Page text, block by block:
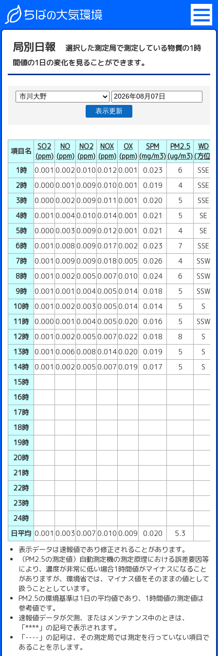
局別日報
選択した測定局で測定している物質の1時
間値の1日の変化を見ることができます。
表示更新
項目名
SO2
(ppm)
NO
(ppm)
NO2
(ppm)
NOX
(ppm)
OX
(ppm)
SPM
(mg/m3)
PM2.5
(ug/m3)
WD
(方位)
1時
0.001 0.002 0.010 0.012 0.001 0.023 6 SSE
2時
0.000 0.001 0.009 0.010 0.001 0.019 4 SSE
3時
0.000 0.002 0.009 0.011 0.001 0.020 5 SSE
4時
0.001 0.0040.010 0.0140.001 0.021 5 SE
5時
0.000 0.003 0.009 0.012 0.001 0.021 4 SE
6時
0.001 0.008 0.009 0.017 0.002 0.023 7 SSE
7時
0.001 0.009 0.009 0.018 0.005 0.026 4 SSW
8時
0.001 0.002 0.005 0.007 0.010 0.024 6 SSW
9時
0.001 0.001 0.0040.005 0.014 0.018 5 SSW
10時 0.001 0.002 0.003 0.005 0.014 0.014 5 S
11時 0.000 0.001 0.0040.005 0.020 0.016 5 SSW
12時 0.001 0.002 0.005 0.007 0.022 0.018 8 S
13時 0.001 0.006 0.008 0.0140.020 0.019 5 S
14時 0.001 0.002 0.005 0.007 0.019 0.017 5 S
15時
16時
17時
18時
19時
20時
21時
22時
23時
24時
日平均 0.001 0.003 0.007 0.010 0.009 0.020 5.3
表示データは速報値であり修正されることがあります。
（PM2.5の測定値）自動測定機の測定原理における誤差要因等
により、濃度が非常に低い場合1時間値がマイナスになること
がありますが、環境省では、マイナス値をそのままの値として
扱うこととしています。
PM2.5の環境基準は1日の平均値であり、1時間値の測定値は
参考値です。
速報値データが欠測、またはメンテナンス中のときは、
「****」の記号で表示されます。
「----」の記号は、その測定局では測定を行っていない項目で
あることを示します。